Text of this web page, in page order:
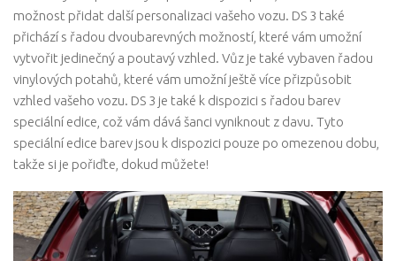
možnost přidat další personalizaci vašeho vozu. DS 3 také
přichází s řadou dvoubarevných možností, které vám umožní
vytvořit jedinečný a poutavý vzhled. Vůz je také vybaven řadou
vinylových potahů, které vám umožní ještě více přizpůsobit
vzhled vašeho vozu. DS 3 je také k dispozici s řadou barev
speciální edice, což vám dává šanci vyniknout z davu. Tyto
speciální edice barev jsou k dispozici pouze po omezenou dobu,
takže si je pořiďte, dokud můžete!